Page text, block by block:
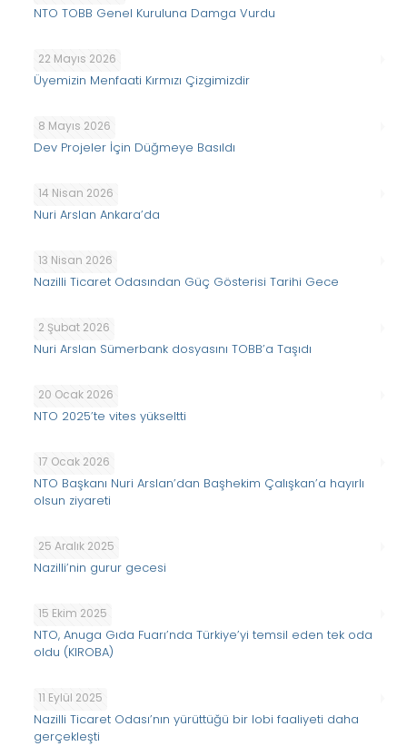
NTO TOBB Genel Kuruluna Damga Vurdu
22 Mayıs 2026
Üyemizin Menfaati Kırmızı Çizgimizdir
8 Mayıs 2026
Dev Projeler İçin Düğmeye Basıldı
14 Nisan 2026
Nuri Arslan Ankara’da
13 Nisan 2026
Nazilli Ticaret Odasından Güç Gösterisi Tarihi Gece
2 Şubat 2026
Nuri Arslan Sümerbank dosyasını TOBB’a Taşıdı
20 Ocak 2026
NTO 2025’te vites yükseltti
17 Ocak 2026
NTO Başkanı Nuri Arslan’dan Başhekim Çalışkan’a hayırlı
olsun ziyareti
25 Aralık 2025
Nazilli’nin gurur gecesi
15 Ekim 2025
NTO, Anuga Gıda Fuarı’nda Türkiye’yi temsil eden tek oda
oldu (KIROBA)
11 Eylül 2025
Nazilli Ticaret Odası’nın yürüttüğü bir lobi faaliyeti daha
gerçekleşti